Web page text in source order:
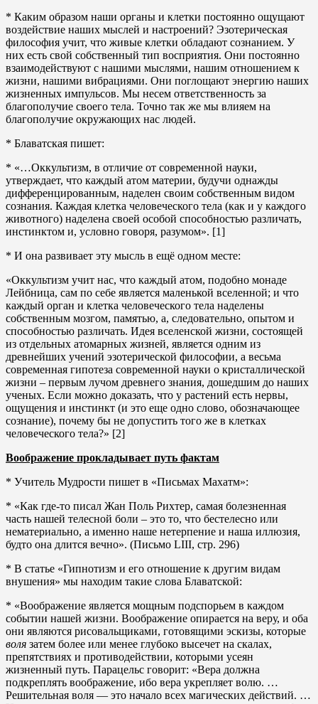
* Каким образом наши органы и клетки постоянно ощущают
воздействие наших мыслей и настроений? Эзотерическая
философия учит, что живые клетки обладают сознанием. У
них есть свой собственный тип восприятия. Они постоянно
взаимодействуют с нашими мыслями, нашим отношением к
жизни, нашими вибрациями. Они поглощают энергию наших
жизненных импульсов. Мы несем ответственность за
благополучие своего тела. Точно так же мы влияем на
благополучие окружающих нас людей.
* Блаватская пишет:
* «…Оккультизм, в отличие от современной науки,
утверждает, что каждый атом материи, будучи однажды
дифференцированным, наделен своим собственным видом
сознания. Каждая клетка человеческого тела (как и у каждого
животного) наделена своей особой способностью различать,
инстинктом и, условно говоря, разумом». [1]
* И она развивает эту мысль в ещё одном месте:
«Оккультизм учит нас, что каждый атом, подобно монаде
Лейбница, сам по себе является маленькой вселенной; и что
каждый орган и клетка человеческого тела наделены
собственным мозгом, памятью, а, следовательно, опытом и
способностью различать. Идея вселенской жизни, состоящей
из отдельных атомарных жизней, является одним из
древнейших учений эзотерической философии, а весьма
современная гипотеза современной науки о кристаллической
жизни – первым лучом древнего знания, дошедшим до наших
ученых. Если можно доказать, что у растений есть нервы,
ощущения и инстинкт (и это еще одно слово, обозначающее
сознание), почему бы не допустить того же в клетках
человеческого тела?» [2]
Воображение прокладывает путь фактам
* Учитель Мудрости пишет в «Письмах Махатм»:
* «Как где-то писал Жан Поль Рихтер, самая болезненная
часть нашей телесной боли – это то, что бестелесно или
нематериально, а именно наше нетерпение и наша иллюзия,
будто она длится вечно». (Письмо LIII, стр. 296)
* В статье «Гипнотизм и его отношение к другим видам
внушения» мы находим такие слова Блаватской:
* «Воображение является мощным подспорьем в каждом
событии нашей жизни. Воображение опирается на веру, и оба
они являются рисовальщиками, готовящими эскизы, которые
воля затем более или менее глубоко высечет на скалах,
препятствиях и противодействии, которыми усеян
жизненный путь. Парацельс говорит: «Вера должна
подкреплять воображение, ибо вера укрепляет волю. …
Решительная воля — это начало всех магических действий. …